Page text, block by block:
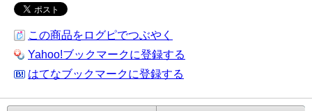
この商品をログピでつぶやく
Yahoo!ブックマークに登録する
はてなブックマークに登録する